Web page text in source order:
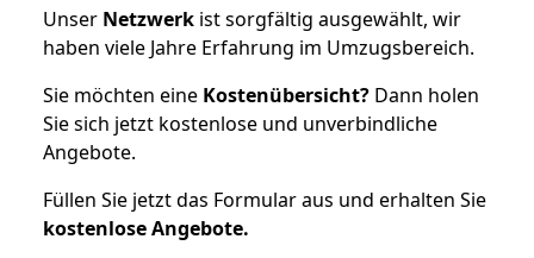
Unser Netzwerk ist sorgfältig ausgewählt, wir
haben viele Jahre Erfahrung im Umzugsbereich.
Sie möchten eine Kostenübersicht? Dann holen
Sie sich jetzt kostenlose und unverbindliche
Angebote.
Füllen Sie jetzt das Formular aus und erhalten Sie
kostenloseAngebote.